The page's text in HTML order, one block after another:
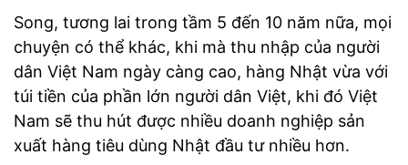
Song, tương lai trong tầm 5 đến 10 năm nữa, mọi
chuyện có thể khác, khi mà thu nhập của người
dân Việt Nam ngày càng cao, hàng Nhật vừa với
túi tiền của phần lớn người dân Việt, khi đó Việt
Nam sẽ thu hút được nhiều doanh nghiệp sản
xuất hàng tiêu dùng Nhật đầu tư nhiều hơn.